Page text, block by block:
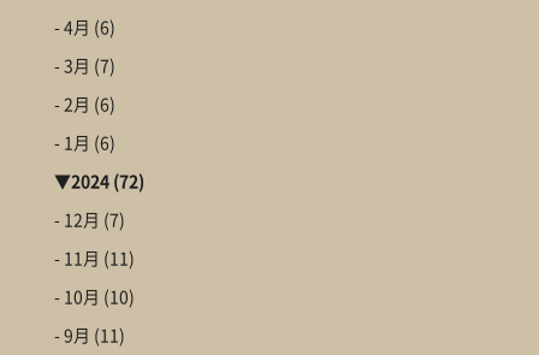
- 4月 (6)
- 3月 (7)
- 2月 (6)
- 1月 (6)
▼2024(72)
- 12月 (7)
- 11月 (11)
- 10月 (10)
- 9月 (11)